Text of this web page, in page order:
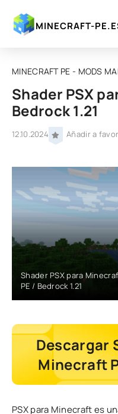
MINECRAFT-
MINECRAFT PE - MODS
Shader PSX
Bedrock 1.21
12.10.2024 Añadir a
Shader PSX para
PE / Bedrock 1.21
Descargar
Minecraft
PSX para Minecraft es